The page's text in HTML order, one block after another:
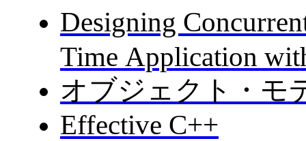
Designing
Time Application
オブジェクト・モ
Effective C++